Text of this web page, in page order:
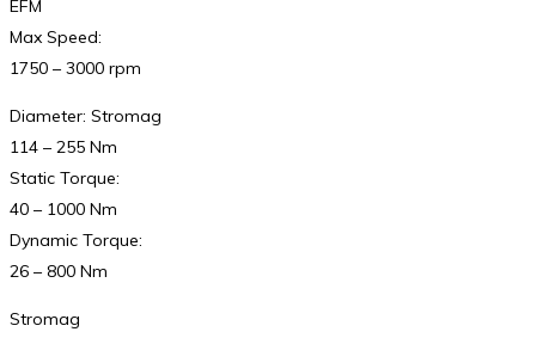
EFM
Max Speed:
1750 – 3000 rpm
Diameter: Stromag
114 – 255 Nm
Static Torque:
40 – 1000 Nm
Dynamic Torque:
26 – 800 Nm
Stromag